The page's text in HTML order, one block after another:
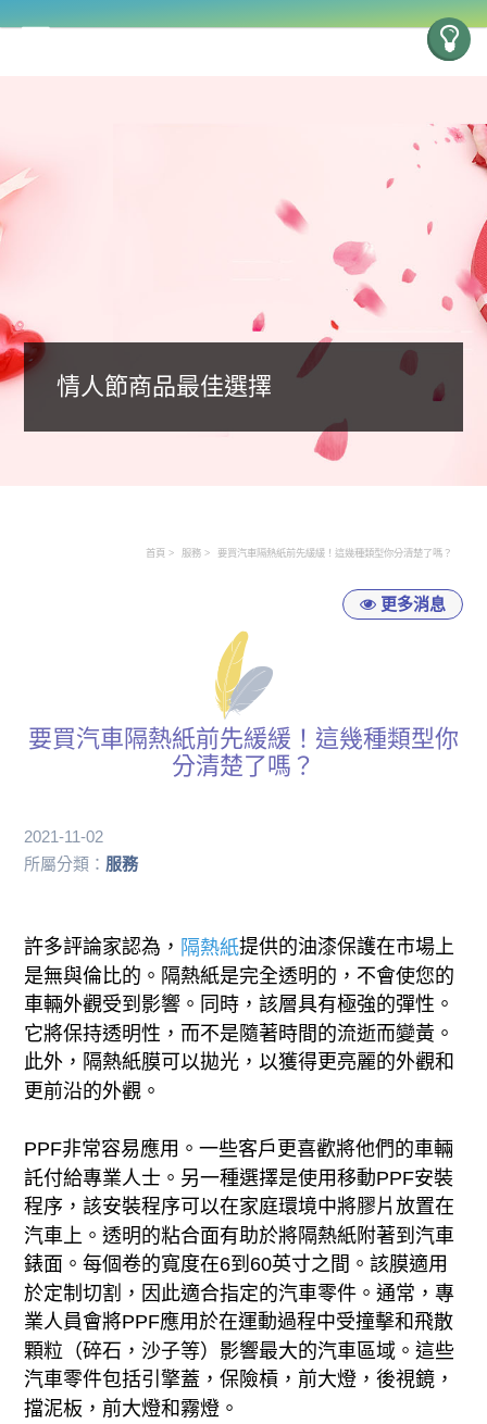
情人節商品最佳選擇
首頁 服務 要買汽車隔熱紙前先緩緩！這幾種類型你分清楚了嗎？
更多消息
要買汽車隔熱紙前先緩緩！這幾種類型你
分清楚了嗎？
2021-11-02
所屬分類： 服務
許多評論家認為， 隔熱紙提供的油漆保護在市場上
是無與倫比的。隔熱紙是完全透明的，不會使您的
車輛外觀受到影響。同時，該層具有極強的彈性。
它將保持透明性，而不是隨著時間的流逝而變黃。
此外，隔熱紙膜可以拋光，以獲得更亮麗的外觀和
更前沿的外觀。
PPF非常容易應用。一些客戶更喜歡將他們的車輛
託付給專業人士。另一種選擇是使用移動PPF安裝
程序，該安裝程序可以在家庭環境中將膠片放置在
汽車上。透明的粘合面有助於將隔熱紙附著到汽車
錶面。每個卷的寬度在6到60英寸之間。該膜適用
於定制切割，因此適合指定的汽車零件。通常，專
業人員會將PPF應用於在運動過程中受撞擊和飛散
顆粒（碎石，沙子等）影響最大的汽車區域。這些
汽車零件包括引擎蓋，保險槓，前大燈，後視鏡，
擋泥板，前大燈和霧燈。